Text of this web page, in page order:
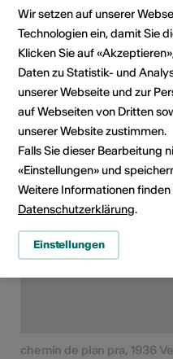
Veranstaltungsort
chemin de plan pra, 1936
Wir setzen auf unserer
Technologien ein, damit Sie
Klicken Sie auf
Daten zu Statistik- und
unserer Webseite und zur
auf Webseiten von Dritten
unserer Website zustimmen.
Falls Sie dieser Bearbeitung
«Einstellungen» und
Weitere Informationen finden
Datenschutzerklärung.
Einstellungen